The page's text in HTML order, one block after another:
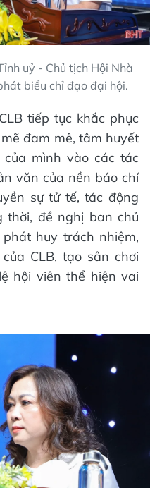
uỷ - Chủ tịch Hội Nhà
biểu chỉ đạo đại hội.
tiếp tục khắc phục
đam mê, tâm huyết
mình vào các tác
văn của nền báo chí
sự tử tế, tác động
thời, đề nghị ban chủ
huy trách nhiệm,
CLB, tạo sân chơi
hội viên thể hiện vai